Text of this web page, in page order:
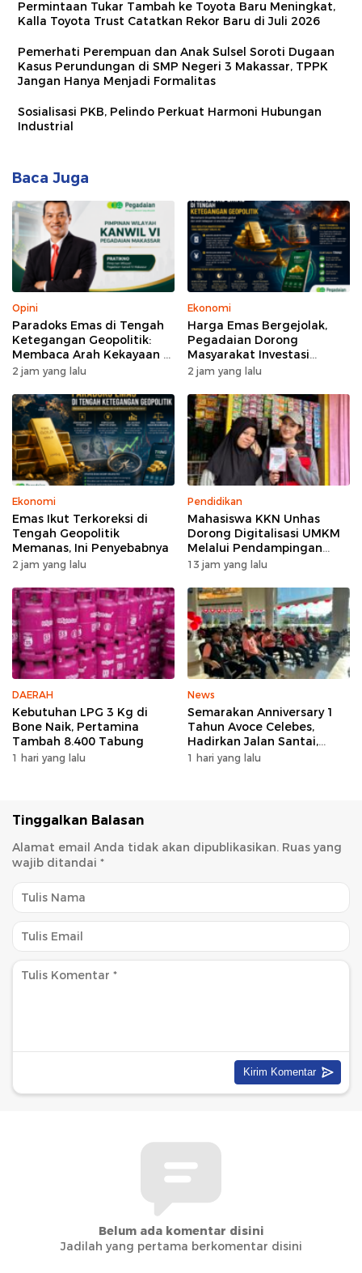
Permintaan Tukar Tambah ke Toyota Baru Meningkat,
Kalla Toyota Trust Catatkan Rekor Baru di Juli 2026
Pemerhati Perempuan dan Anak Sulsel Soroti Dugaan
Kasus Perundungan di SMP Negeri 3 Makassar, TPPK
Jangan Hanya Menjadi Formalitas
Sosialisasi PKB, Pelindo Perkuat Harmoni Hubungan
Industrial
Baca Juga
Opini
Paradoks Emas di Tengah
Ketegangan Geopolitik:
Membaca Arah Kekayaan di
Era Turbulensi
2 jam yang lalu
Ekonomi
Harga Emas Bergejolak,
Pegadaian Dorong
Masyarakat Investasi
Secara Bertahap
2 jam yang lalu
Ekonomi
Emas Ikut Terkoreksi di
Tengah Geopolitik
Memanas, Ini Penyebabnya
2 jam yang lalu
Pendidikan
Mahasiswa KKN Unhas
Dorong Digitalisasi UMKM
Melalui Pendampingan
Pembuatan QRIS di Desa
13 jam yang lalu
DAERAH
Kebutuhan LPG 3 Kg di
Bone Naik, Pertamina
Tambah 8.400 Tabung
1 hari yang lalu
News
Semarakan Anniversary 1
Tahun Avoce Celebes,
Hadirkan Jalan Santai,
Bakti Sosial, dan Hiburan
1 hari yang lalu
Tinggalkan Balasan
Alamat email Anda tidak akan dipublikasikan. Ruas yang
wajib ditandai *
Belum ada komentar disini
Jadilah yang pertama berkomentar disini